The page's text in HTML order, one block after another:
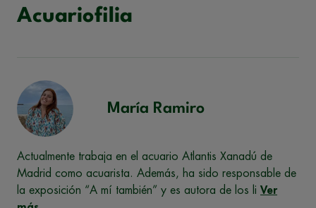
Acuariofilia
María Ramiro
Actualmente trabaja en el acuario Atlantis Xanadú de
Madrid como acuarista. Además, ha sido responsable de
la exposición “A mí también” y es autora de los li Ver